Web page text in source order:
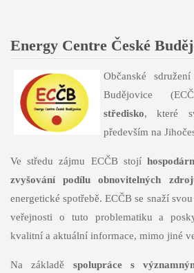
Energy Centre České
Občanské
Budějovice
středisko, které
především na
Ve středu zájmu ECČB stojí
zvyšování podílu obnovitelných
energetické spotřebě. ECČB se snaží
veřejnosti o tuto problematiku a
kvalitní a aktuální informace, mimo jiné
Na základě spolupráce s